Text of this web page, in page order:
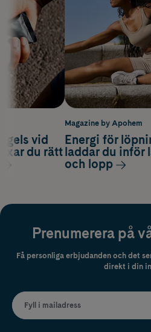
gels vid
du rätt
Magazine by Apohem
Energi för
laddar du inför
och lopp
Prenumerera på
Få personliga erbjudanden och det
direkt i din
Fyll i mailadress